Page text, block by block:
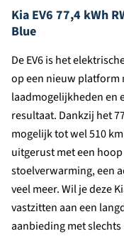
Kia EV6 77,4 kWh
Blue
De EV6 is het
op een nieuw platform
laadmogelijkheden en
resultaat. Dankzij het
mogelijk tot wel 510
uitgerust met een
stoelverwarming, een
veel meer. Wil je deze
vastzitten aan een
aanbieding met